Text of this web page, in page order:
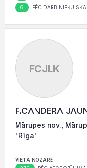
6 PĒC DARBINIEKU
FCJLK
F.CANDERA
Mārupes nov.,
"Rīga"
VIETA NOZARĒ